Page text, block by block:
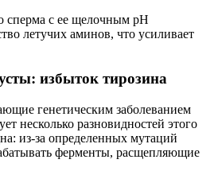
сперма с ее щелочным рН
летучих аминов, что усиливает
избыток тирозина
генетическим заболеванием
несколько разновидностей этого
из-за определенных мутаций
ферменты, расщепляющие